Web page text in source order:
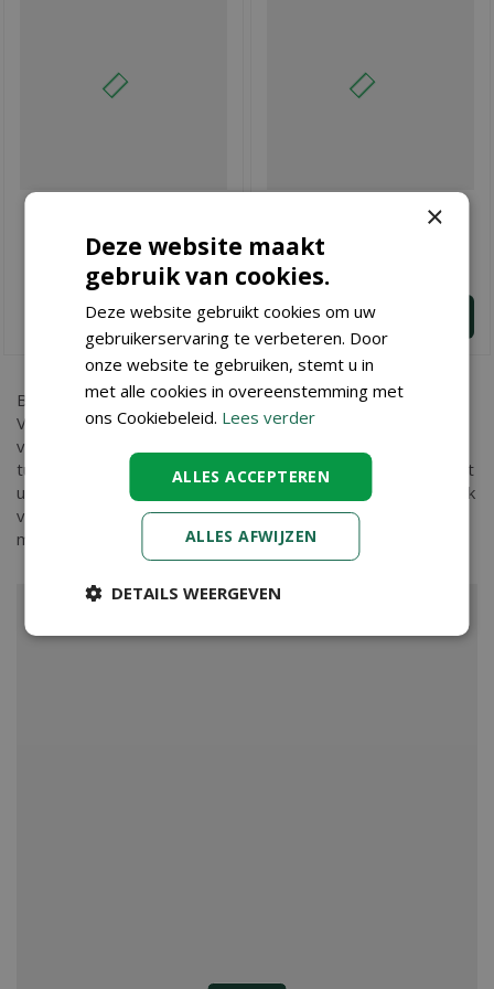
7.490,00
BESTEL
Vijver 420 x 170 x 100
€
BESTEL
Bent u op zoek naarVijver 400 x 100 x 80? Bij Tuincenter
Vincent in Dendermonde, nabij Aalst, Gent en Sint Niklaas,
vindt u Vijver 400 x 100 x 80 en nog vele andere
tuinartikelen. Kopen doet u eenvoudig in onze webshop. Wilt
u meer informatie over Vijver 400 x 100 x 80 dan bent u ook
van harte welkom in ons tuincenter waar onze ervaren
medewerkers u kunnen adviseren. Graag tot ziens!
×
Deze website maakt
gebruik van cookies.
Deze website gebruikt cookies om uw
gebruikerservaring te verbeteren. Door
onze website te gebruiken, stemt u in
met alle cookies in overeenstemming met
ons Cookiebeleid. Lees verder
ALLES ACCEPTEREN
ALLES AFWIJZEN
DETAILS WEERGEVEN